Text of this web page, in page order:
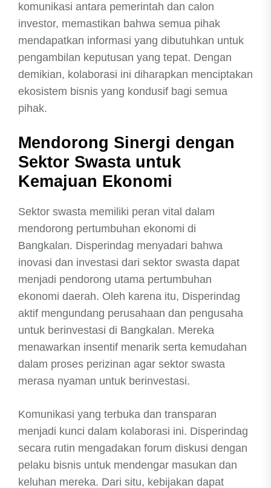
komunikasi antara pemerintah dan calon
investor, memastikan bahwa semua pihak
mendapatkan informasi yang dibutuhkan untuk
pengambilan keputusan yang tepat. Dengan
demikian, kolaborasi ini diharapkan menciptakan
ekosistem bisnis yang kondusif bagi semua
pihak.
Mendorong Sinergi dengan
Sektor Swasta untuk
Kemajuan Ekonomi
Sektor swasta memiliki peran vital dalam
mendorong pertumbuhan ekonomi di
Bangkalan. Disperindag menyadari bahwa
inovasi dan investasi dari sektor swasta dapat
menjadi pendorong utama pertumbuhan
ekonomi daerah. Oleh karena itu, Disperindag
aktif mengundang perusahaan dan pengusaha
untuk berinvestasi di Bangkalan. Mereka
menawarkan insentif menarik serta kemudahan
dalam proses perizinan agar sektor swasta
merasa nyaman untuk berinvestasi.
Komunikasi yang terbuka dan transparan
menjadi kunci dalam kolaborasi ini. Disperindag
secara rutin mengadakan forum diskusi dengan
pelaku bisnis untuk mendengar masukan dan
keluhan mereka. Dari situ, kebijakan dapat